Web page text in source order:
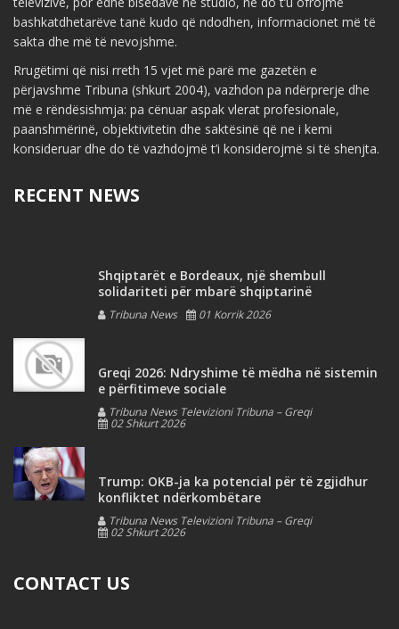
bashkatdhetarëve tanë kudo që ndodhen, informacionet më të
sakta dhe më të nevojshme.
Rrugëtimi që nisi rreth 15 vjet më parë me gazetën e
përjavshme Tribuna (shkurt 2004), vazhdon pa ndërprerje dhe
më e rëndësishmja: pa cënuar aspak vlerat profesionale,
paanshmërinë, objektivitetin dhe saktësinë që ne i kemi
konsideruar dhe do të vazhdojmë t’i konsiderojmë si të shenjta.
RECENT NEWS
Shqiptarët e Bordeaux, një shembull
solidariteti për mbarë shqiptarinë
Tribuna News 01 Korrik 2026
Greqi 2026: Ndryshime të mëdha në sistemin
e përfitimeve sociale
Tribuna News Televizioni Tribuna – Greqi
02 Shkurt 2026
Trump: OKB-ja ka potencial për të zgjidhur
konfliktet ndërkombëtare
Tribuna News Televizioni Tribuna – Greqi
02 Shkurt 2026
CONTACT US